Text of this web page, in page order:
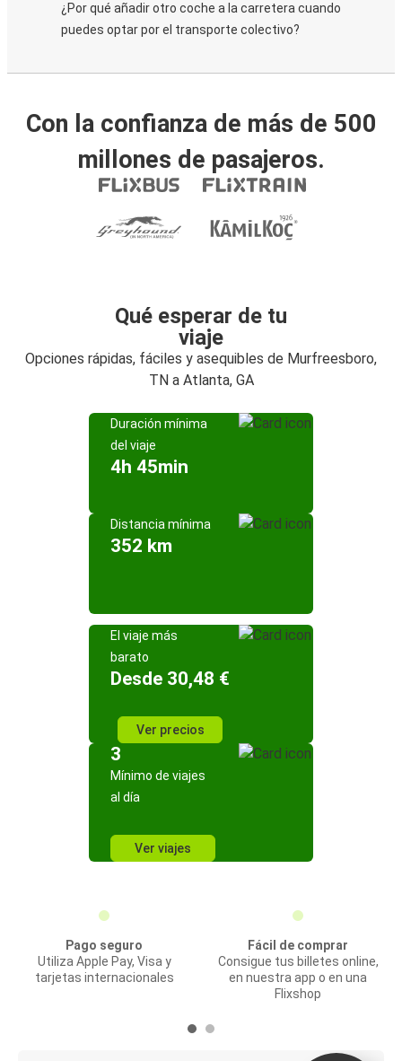
¿Por qué añadir otro coche a la carretera cuando
puedes optar por el transporte colectivo?
Con la confianza de más de 500
millones de pasajeros.
Qué esperar de tu
viaje
Opciones rápidas, fáciles y asequibles de Murfreesboro,
TN a Atlanta, GA
Duración mínima
del viaje
4h 45min
Distancia mínima
352 km
El viaje más
barato
Desde 30,48 €
Ver precios
3
Mínimo de viajes
al día
Ver viajes
Pago seguro
Utiliza Apple Pay, Visa y
tarjetas internacionales
Fácil de comprar
Consigue tus billetes online,
en nuestra app o en una
Flixshop